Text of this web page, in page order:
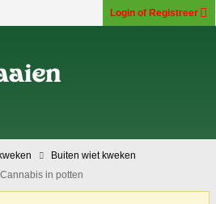
Login of Registreer
Buiten wiet kweken
Cannabis in potten